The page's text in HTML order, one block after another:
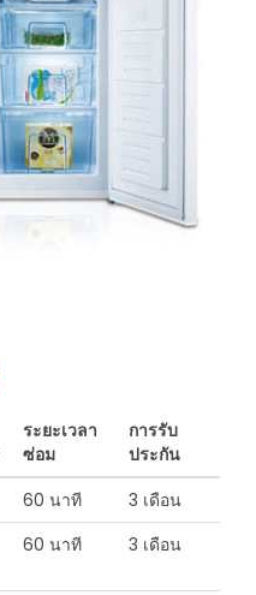
ระยะเวลา
ซ่อม
การรับ
ประกัน
60 นาที
3 เดือน
60 นาที 3 เดือน